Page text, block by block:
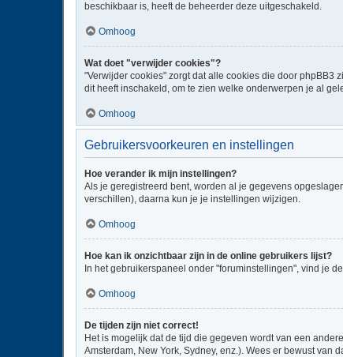
beschikbaar is, heeft de beheerder deze uitgeschakeld.
Omhoog
Wat doet "verwijder cookies"?
"Verwijder cookies" zorgt dat alle cookies die door
dit heeft inschakeld, om te zien welke onderwerpen je al
Omhoog
Gebruikersvoorkeuren en instellingen
Hoe verander ik mijn instellingen?
Als je geregistreerd bent, worden al je gegevens
verschillen), daarna kun je je instellingen wijzigen.
Omhoog
Hoe kan ik onzichtbaar zijn in de online gebruikers lijst?
In het gebruikerspaneel onder "foruminstellingen", vind je
Omhoog
De tijden zijn niet correct!
Het is mogelijk dat de tijd die gegeven wordt van een
Amsterdam, New York, Sydney, enz.). Wees er bewust